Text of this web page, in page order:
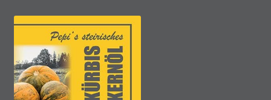
Zur
Navigation
springen
Zum
springen